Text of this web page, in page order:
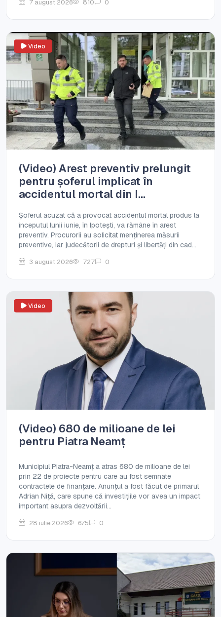
7 august 2026 810 0
Video
(Video) Arest preventiv prelungit
pentru șoferul implicat în
accidentul mortal din I...
Șoferul acuzat că a provocat accidentul mortal produs la
începutul lunii iunie, în Ipotești, va rămâne în arest
preventiv. Procurorii au solicitat menținerea măsurii
preventive, iar judecătorii de drepturi și libertăți din cad...
3 august 2026 727 0
Video
(Video) 680 de milioane de lei
pentru Piatra Neamț
Municipiul Piatra-Neamț a atras 680 de milioane de lei
prin 22 de proiecte pentru care au fost semnate
contractele de finanțare. Anunțul a fost făcut de primarul
Adrian Niță, care spune că investițiile vor avea un impact
important asupra dezvoltării...
28 iulie 2026 675 0